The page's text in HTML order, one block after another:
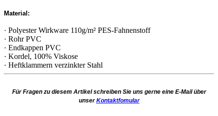
Material:
· Polyester Wirkware 110g/m² PES-Fahnenstoff
· Rohr PVC
· Endkappen PVC
· Kordel, 100% Viskose
· Heftklammern verzinkter Stahl
Für Fragen zu diesem Artikel schreiben Sie uns gerne eine E-Mail über
unserKontaktfomular